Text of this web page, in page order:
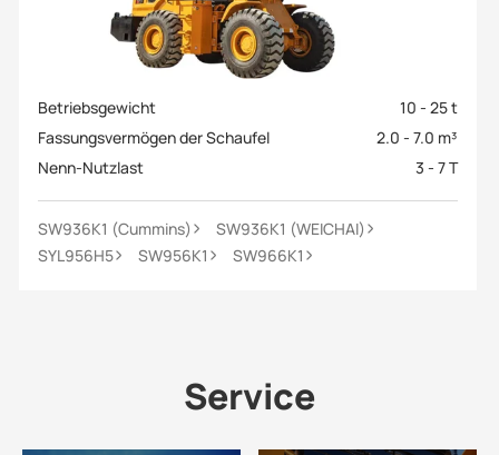
Betriebsgewicht
10 - 25 t
Fassungsvermögen der Schaufel
2.0 - 7.0 m³
Nenn-Nutzlast
3 - 7 T
SW936K1 (Cummins)
SW936K1 (WEICHAI)
SYL956H5
SW956K1 SW966K1
Service